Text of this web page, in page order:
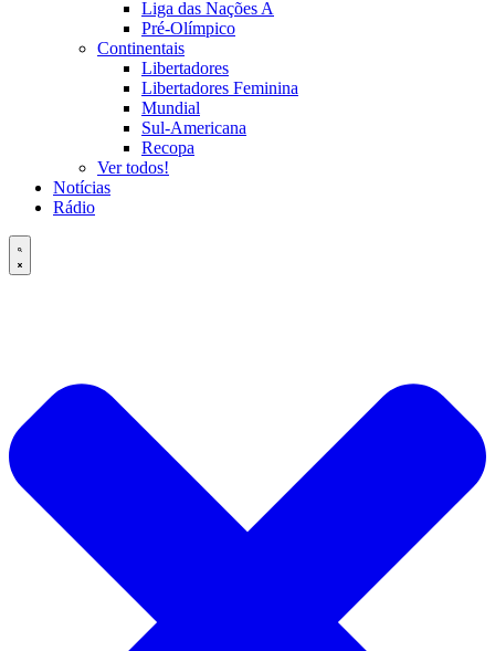
Liga das Nações A
Pré-Olímpico
Continentais
Libertadores
Libertadores Feminina
Mundial
Sul-Americana
Recopa
Ver todos!
Notícias
Rádio